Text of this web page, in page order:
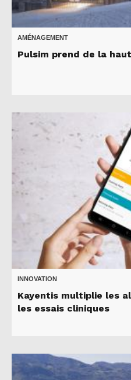
AMÉNAGEMENT
Pulsim prend de la
INNOVATION
Kayentis multiplie les
les essais cliniques